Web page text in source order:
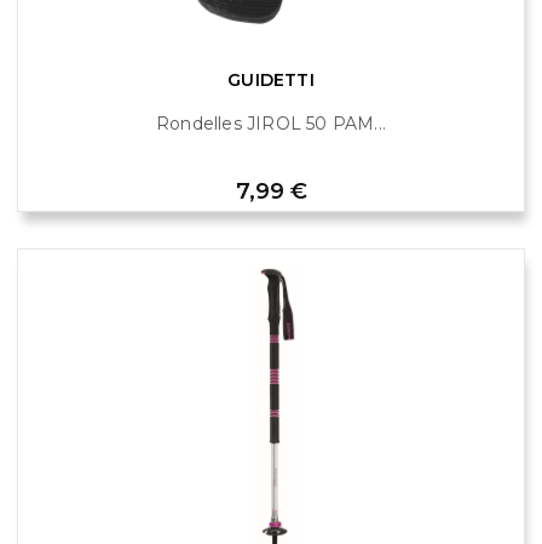
GUIDETTI
Rondelles JIROL 50 PAM...
Prix
7,99 €